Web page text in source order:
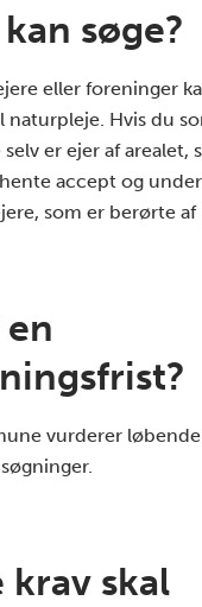
søge?
eller foreninger
Hvis du
er ejer af arealet,
accept og
som er berørte
vurderer
krav skal